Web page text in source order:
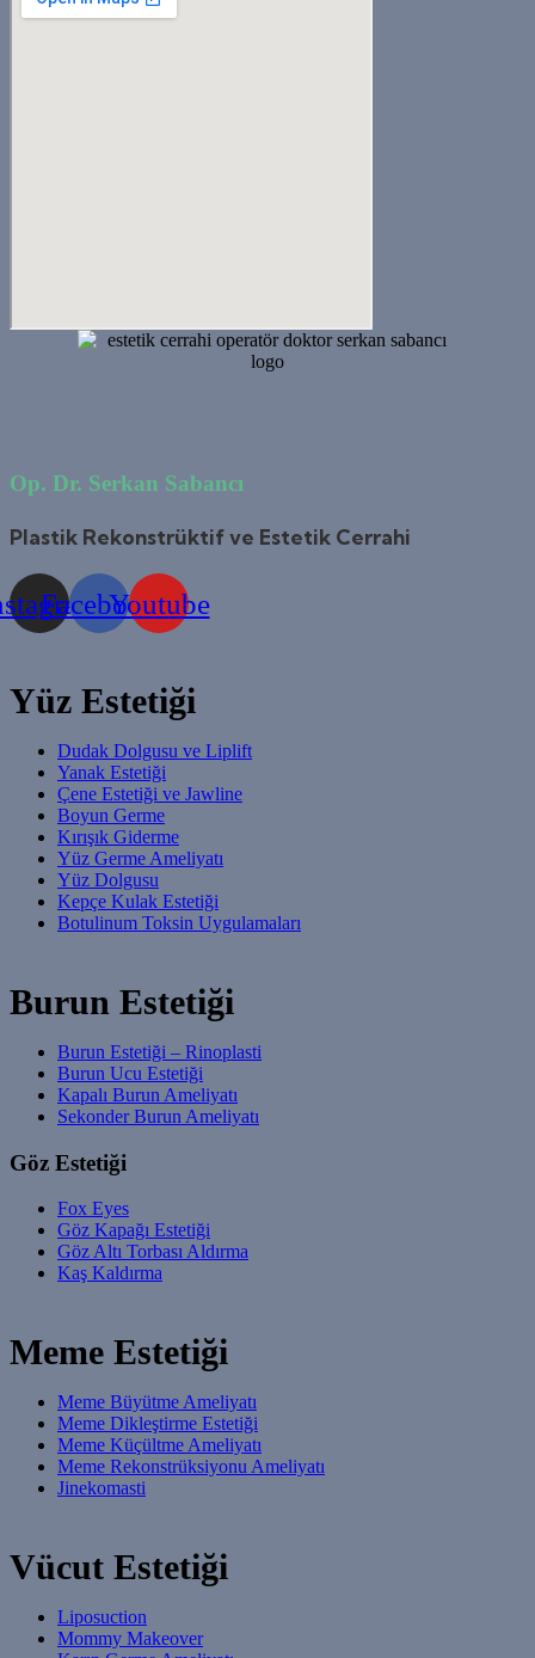
Op. Dr. Serkan Sabancı
Plastik Rekonstrüktif ve Estetik Cerrahi
FacebookYoutube
Yüz Estetiği
Dudak Dolgusu ve Liplift
Yanak Estetiği
Çene Estetiği ve Jawline
Boyun Germe
Kırışık Giderme
Yüz Germe Ameliyatı
Yüz Dolgusu
Kepçe Kulak Estetiği
Botulinum Toksin Uygulamaları
Burun Estetiği
Burun Estetiği – Rinoplasti
Burun Ucu Estetiği
Kapalı Burun Ameliyatı
Sekonder Burun Ameliyatı
Göz Estetiği
Fox Eyes
Göz Kapağı Estetiği
Göz Altı Torbası Aldırma
Kaş Kaldırma
Meme Estetiği
Meme Büyütme Ameliyatı
Meme Dikleştirme Estetiği
Meme Küçültme Ameliyatı
Meme Rekonstrüksiyonu Ameliyatı
Jinekomasti
Vücut Estetiği
Liposuction
Mommy Makeover